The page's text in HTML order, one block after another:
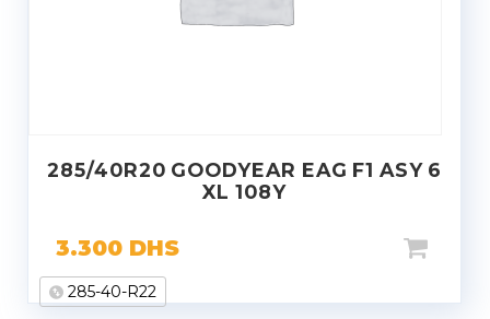
285/40R20 GOODYEAR EAG F1 ASY 6
XL 108Y
3.300 DHS
285-40-R22